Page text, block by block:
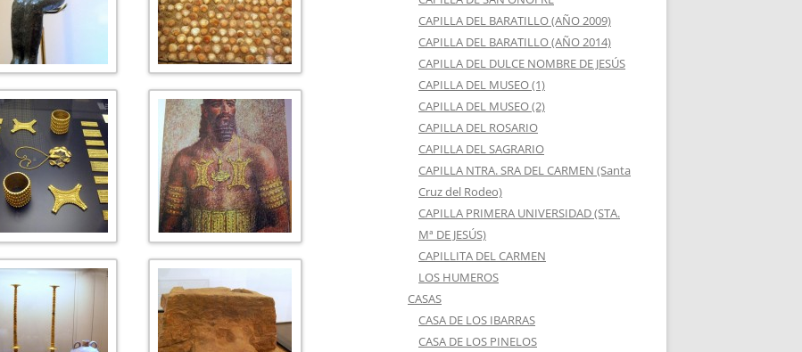
CAPILLA DEL BARATILLO (AÑO 2009)
CAPILLA DEL BARATILLO (AÑO 2014)
CAPILLA DEL DULCE NOMBRE DE JESÚS
CAPILLA DEL MUSEO (1)
CAPILLA DEL MUSEO (2)
CAPILLA DEL ROSARIO
CAPILLA DEL SAGRARIO
CAPILLA NTRA. SRA DEL CARMEN (Santa
Cruz del Rodeo)
CAPILLA PRIMERA UNIVERSIDAD (STA.
Mª DE JESÚS)
CAPILLITA DEL CARMEN
LOS HUMEROS
CASAS
CASA DE LOS IBARRAS
CASA DE LOS PINELOS